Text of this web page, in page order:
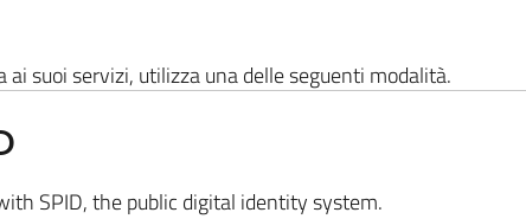
ai suoi servizi, utilizza una delle seguenti modalità.
SPID, the public digital identity system.